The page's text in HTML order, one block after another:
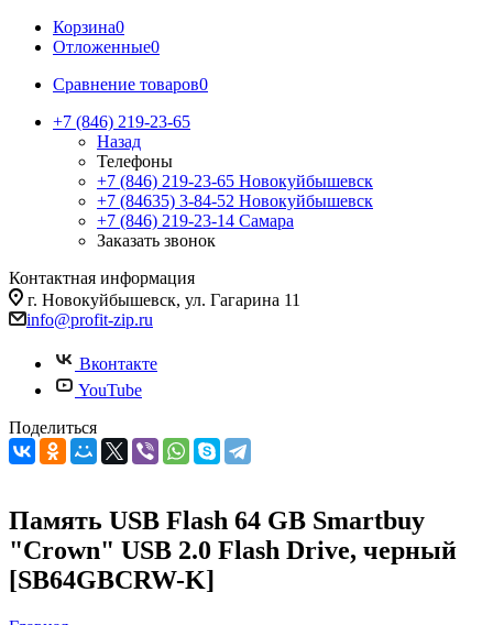
Корзина0
Отложенные0
Сравнение товаров0
+7 (846) 219-23-65
Назад
Телефоны
+7 (846) 219-23-65 Новокуйбышевск
+7 (84635) 3-84-52 Новокуйбышевск
+7 (846) 219-23-14 Самара
Заказать звонок
Контактная информация
г. Новокуйбышевск, ул. Гагарина 11
info@profit-zip.ru
Вконтакте
YouTube
Поделиться
Память USB Flash 64 GB Smartbuy
"Crown" USB 2.0 Flash Drive, черный
[SB64GBCRW-K]